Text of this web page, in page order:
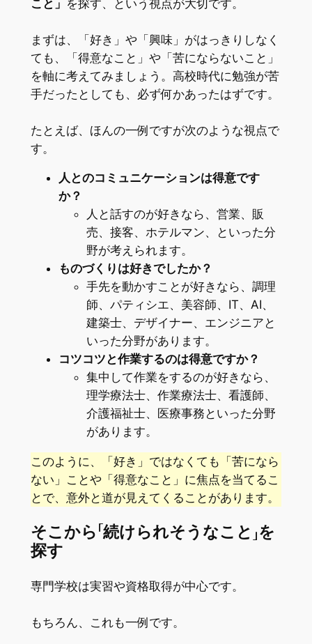
こと」 を探す、という視点が大切です。
まずは、「好き」や「興味」がはっきりしなく
ても、「得意なこと」や「苦にならないこと」
を軸に考えてみましょう。高校時代に勉強が苦
手だったとしても、必ず何かあったはずです。
たとえば、ほんの一例ですが次のような視点で
す。
人とのコミュニケーションは得意です
か？
人と話すのが好きなら、営業、販
売、接客、ホテルマン、といった分
野が考えられます。
ものづくりは好きでしたか？
手先を動かすことが好きなら、調理
師、パティシエ、美容師、IT、AI、
建築士、デザイナー、エンジニアと
いった分野があります。
コツコツと作業するのは得意ですか？
集中して作業をするのが好きなら、
理学療法士、作業療法士、看護師、
介護福祉士、医療事務といった分野
があります。
このように、「好き」ではなくても「苦になら
ない」ことや「得意なこと」に焦点を当てるこ
とで、意外と道が見えてくることがあります。
そこから「続けられそうなこと」を
探す
専門学校は実習や資格取得が中心です。
もちろん、これも一例です。